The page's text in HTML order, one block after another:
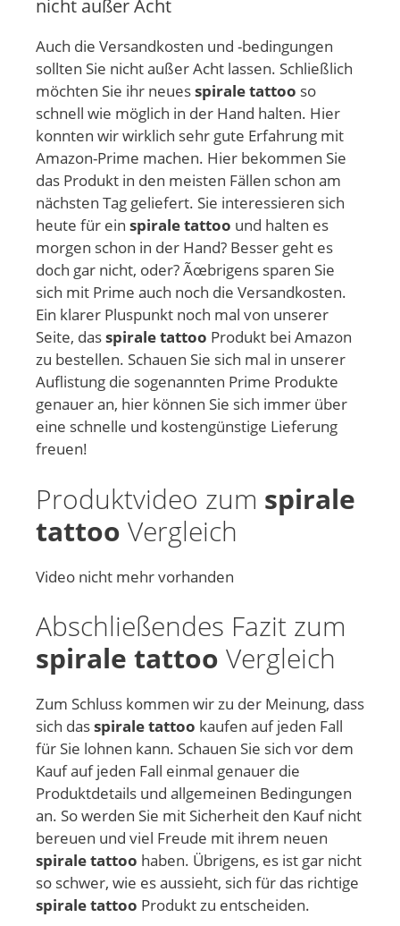
nicht außer Acht
Auch die Versandkosten und -bedingungen
sollten Sie nicht außer Acht lassen. Schließlich
möchten Sie ihr neuesspirale tattoo so
schnell wie möglich in der Hand halten. Hier
konnten wir wirklich sehr gute Erfahrung mit
Amazon-Prime machen. Hier bekommen Sie
das Produkt in den meisten Fällen schon am
nächsten Tag geliefert. Sie interessieren sich
heute für ein spirale tattoo und halten es
morgen schon in der Hand? Besser geht es
doch gar nicht, oder? Ãœbrigens sparen Sie
sich mit Prime auch noch die Versandkosten.
Ein klarer Pluspunkt noch mal von unserer
Seite, dasspirale tattoo Produkt bei Amazon
zu bestellen. Schauen Sie sich mal in unserer
Auflistung die sogenannten Prime Produkte
genauer an, hier können Sie sich immer über
eine schnelle und kostengünstige Lieferung
freuen!
Produktvideo zum spirale
tattoo Vergleich
Video nicht mehr vorhanden
Abschließendes Fazit zum
spirale tattoo Vergleich
Zum Schluss kommen wir zu der Meinung, dass
sich dasspirale tattoo kaufen auf jeden Fall
für Sie lohnen kann. Schauen Sie sich vor dem
Kauf auf jeden Fall einmal genauer die
Produktdetails und allgemeinen Bedingungen
an. So werden Sie mit Sicherheit den Kauf nicht
bereuen und viel Freude mit ihrem neuen
spirale tattoo haben. Übrigens, es ist gar nicht
so schwer, wie es aussieht, sich für das richtige
spirale tattoo Produkt zu entscheiden.